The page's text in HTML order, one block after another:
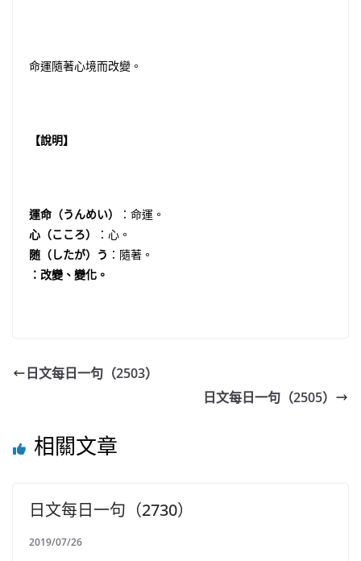
命運隨著心境而改變。
【說明】
運命（うんめい）
：命運。
心（こころ）
：心。
随（したが）う ：隨著。
：改變、變化。
日文每日一句（2503）
日文每日一句（2505）
相關文章
日文每日一句（2730）
2019/07/26